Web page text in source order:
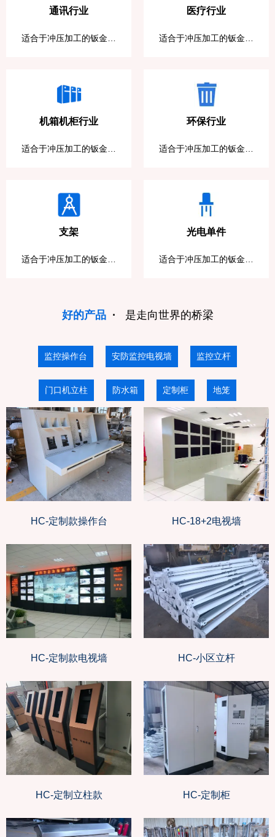
通讯行业
适合于冲压加工的钣金材
医疗行业
适合于冲压加工的钣金材
机箱机柜行业
适合于冲压加工的钣金材
环保行业
适合于冲压加工的钣金材
支架
适合于冲压加工的钣金材
光电单件
适合于冲压加工的钣金材
好的产品 · 是走向世界的桥梁
监控操作台 安防监控电视墙 监控立杆
门口机立柱 防水箱 定制柜 地笼
HC-定制款操作台 HC-18+2电视墙
HC-定制款电视墙 HC-小区立杆
HC-定制立柱款 HC-定制柜